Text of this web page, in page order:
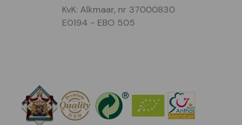
KvK: Alkmaar, nr 37000830
E0194 - EBO 505